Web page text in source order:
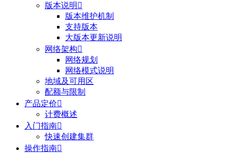
版本说明 
版本维护机制
支持版本
大版本更新说明
网络架构
网络规划
网络模式说明
地域及可用区
配额与限制
产品定价
计费概述
入门指南
快速创建集群
操作指南